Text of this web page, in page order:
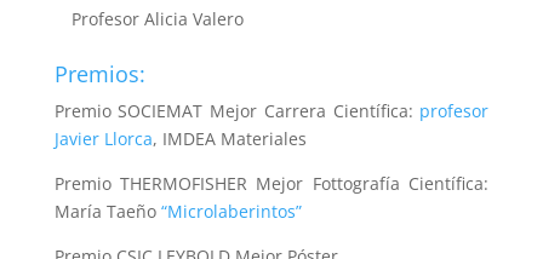
Profesor Alicia Valero
Premios:
Premio SOCIEMAT Mejor Carrera Científica: profesor
Javier Llorca, IMDEA Materiales
Premio THERMOFISHER Mejor Fottografía Científica:
María Taeño “Microlaberintos”